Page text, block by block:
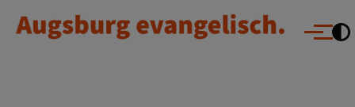
Augsburg evangelisch.
Menü